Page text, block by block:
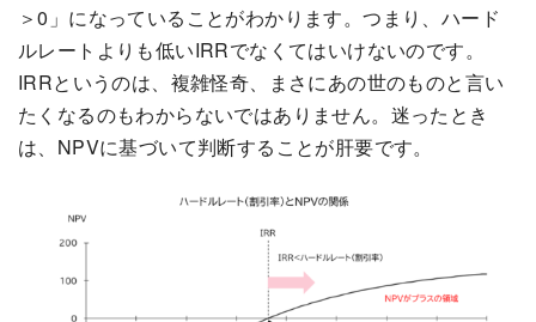
＞0」になっていることがわかります。つまり、ハード
ルレートよりも低いIRRでなくてはいけないのです。
IRRというのは、複雑怪奇、まさにあの世のものと言い
たくなるのもわからないではありません。迷ったとき
は、NPVに基づいて判断することが肝要です。